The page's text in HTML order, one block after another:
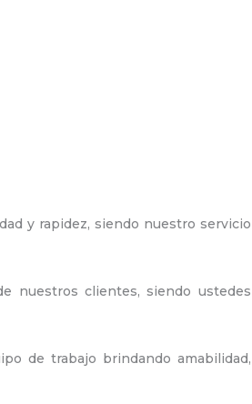
y rapidez, siendo nuestro servicio
nuestros clientes, siendo ustedes
de trabajo brindando amabilidad,